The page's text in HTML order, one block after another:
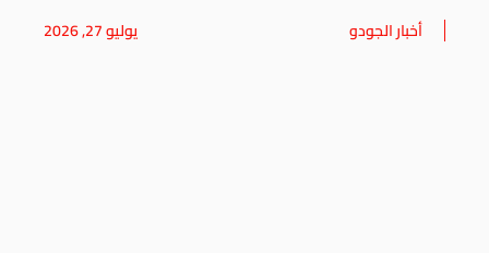
أخبار الجودو يوليو 27, 2026